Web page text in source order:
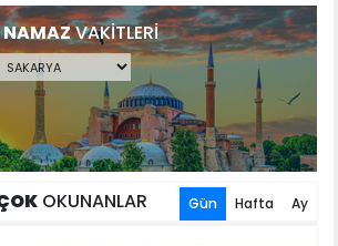
NAMAZVAKİTLERİ
OKUNANLAR Gün Hafta Ay